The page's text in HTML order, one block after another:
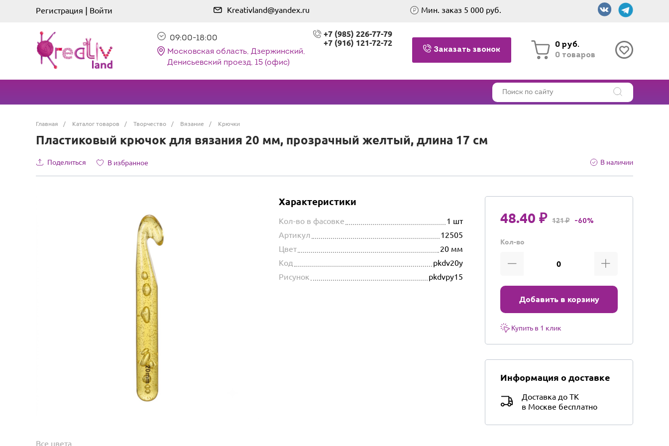
Регистрация | Войти Kreativland@yandex.ru Мин. заказ 5 000 руб.
09:00-18:00
Московская область, Дзержинский,
Денисьевский проезд, 15 (офис)
+7 (985) 226-77-79
+7 (916) 121-72-72
Заказать звонок
0 руб.
0 товаров
Главная / Каталог товаров / Творчество / Вязание / Крючки
Пластиковый крючок для вязания 20 мм, прозрачный желтый, длина 17 см
Поделиться В избранное В наличии
Все цвета
Характеристики
Кол-во в фасовке
1 шт
Артикул
12505
Цвет
20 мм
Код
pkdv20y
Рисунок
pkdvpy15
48.40 ₽ 121 ₽ -60%
Кол-во
Добавить в корзину
Купить в 1 клик
Информация о доставке
Доставка до ТК
в Москве бесплатно